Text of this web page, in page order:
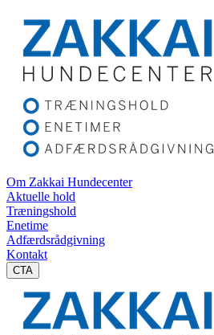
Om Zakkai Hundecenter
Aktuelle hold
Træningshold
Enetime
Adfærdsrådgivning
Kontakt
CTA